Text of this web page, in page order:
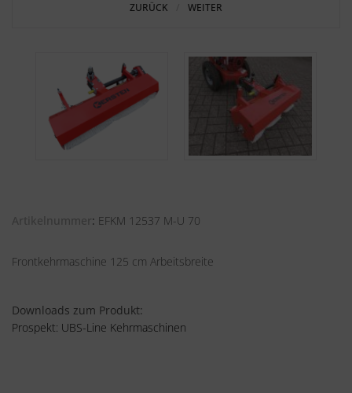
ZURÜCK WEITER
Artikelnummer EFKM 12537 M-U 70
Frontkehrmaschine 125 cm Arbeitsbreite
Downloads zum Produkt:
Prospekt: UBS-Line Kehrmaschinen